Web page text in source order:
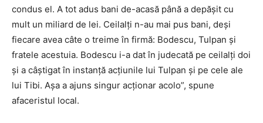
condus el. A tot adus bani de-acasă până a depășit cu
mult un miliard de lei. Ceilalți n-au mai pus bani, deși
fiecare avea câte o treime în firmă: Bodescu, Tulpan și
fratele acestuia. Bodescu i-a dat în judecată pe ceilalți doi
și a câștigat în instanță acțiunile lui Tulpan și pe cele ale
lui Tibi. Așa a ajuns singur acționar acolo”, spune
afaceristul local.